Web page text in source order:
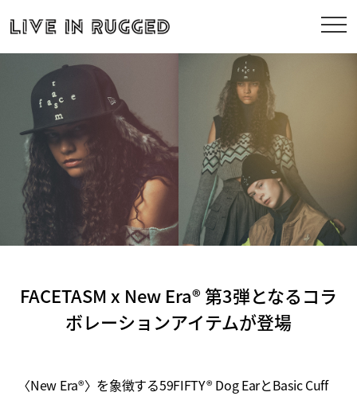
FACETASM x New Era® 第3弾となるコラ
ボレーションアイテムが登場
〈New Era®〉を象徴する59FIFTY® Dog EarとBasic Cuff